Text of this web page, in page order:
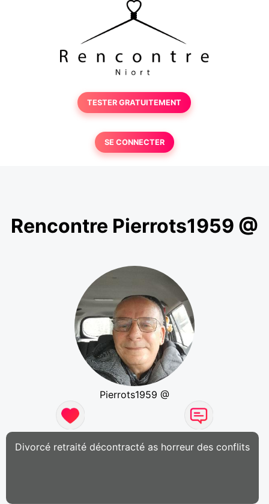
TESTER GRATUITEMENT
SE CONNECTER
Rencontre Pierrots1959 @
Pierrots1959 @
Divorcé retraité décontracté as horreur des conflits